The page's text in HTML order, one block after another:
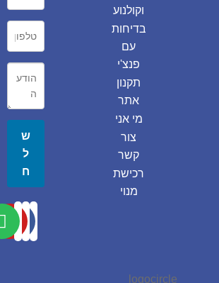
וקולנוע
בדיחות
עם
פנצ'י
תקנון
אתר
מי אני
צור
קשר
רכישת
מנוי
ש
ל
ח